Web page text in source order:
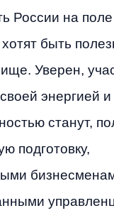
России на
быть
Уверен,
энергией и
станут,
подготовку,